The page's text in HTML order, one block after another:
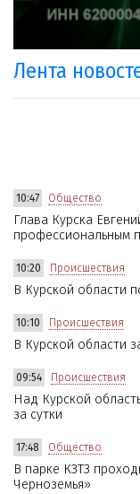
Лента
10:47 Общество
Глава Курска
профессиональным
10:20 Происшествия
В Курской области
10:10 Происшествия
В Курской области
09:54 Происшествия
Над Курской
за сутки
17:48 Общество
В парке КЗТЗ
Черноземья»